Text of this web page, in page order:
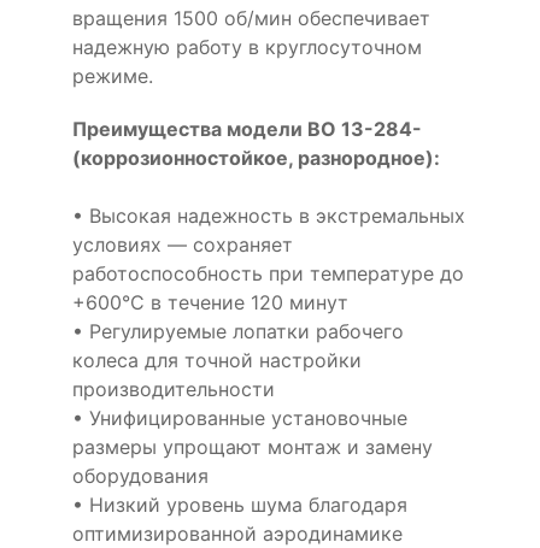
вращения 1500 об/мин обеспечивает
надежную работу в круглосуточном
режиме.
Преимущества модели ВО 13-284-
(коррозионностойкое, разнородное):
• Высокая надежность в экстремальных
условиях — сохраняет
работоспособность при температуре до
+600°С в течение 120 минут
• Регулируемые лопатки рабочего
колеса для точной настройки
производительности
• Унифицированные установочные
размеры упрощают монтаж и замену
оборудования
• Низкий уровень шума благодаря
оптимизированной аэродинамике